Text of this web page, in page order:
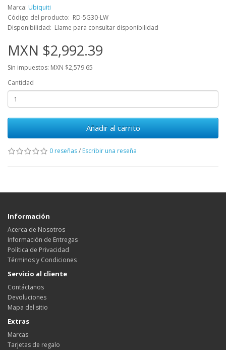
Marca: Ubiquiti
Código del producto: RD-5G30-LW
Disponibilidad: Llame para consultar disponibilidad
MXN $2,992.39
Sin impuestos: MXN $2,579.65
Cantidad
Añadir al carrito
0 reseñas/ Escribir una reseña
Información
Acerca de Nosotros
Información de Entregas
Política de Privacidad
Términos y Condiciones
Servicio al cliente
Contáctanos
Devoluciones
Mapa del sitio
Extras
Marcas
Tarjetas de regalo